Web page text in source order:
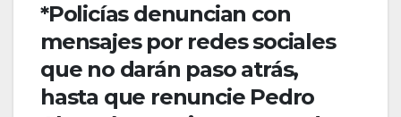
*Policías denuncian con
mensajes por redes sociales
que no darán paso atrás,
hasta que renuncie Pedro